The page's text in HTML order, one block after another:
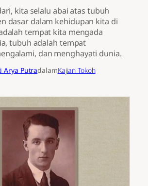
kita selalu abai atas tubuh
dasar dalam kehidupan kita di
tempat kita mengada
tubuh adalah tempat
dan menghayati dunia.
Arya PutradalamKajian Tokoh